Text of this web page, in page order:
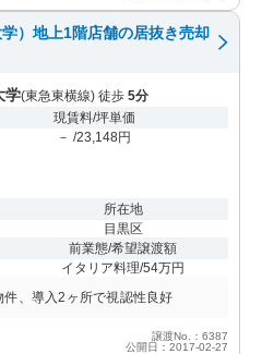
）地上1階店舗の居抜き売却
学(東急東横線) 徒歩 5分
現賃料/坪単価
－ /23,148円
所在地
目黒区
前業態/希望譲渡額
イタリア料理/54万円
、導入2ヶ所で視認性良好
譲渡No.：6387
公開日：2017-02-27